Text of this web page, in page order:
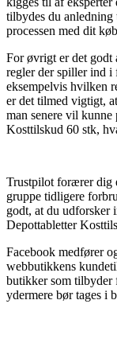
tilbydes du
processen med dit
For øvrigt er det godt
regler der spiller ind i
eksempelvis hvilken
er det tilmed vigtigt,
man senere vil
Kosttilskud 60 stk,
Trustpilot forærer dig
gruppe tidligere
godt, at du udforsker
Depottabletter
Facebook medfører
webbutikkens
butikker som tilbyder
ydermere bør tages i